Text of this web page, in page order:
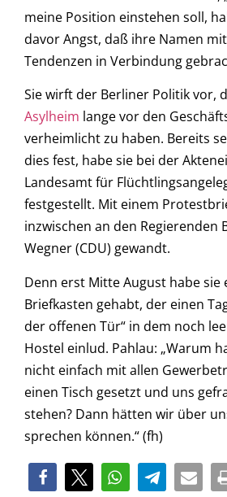
meine Position einstehen soll,
davor Angst, daß ihre Namen
Tendenzen in Verbindung
Sie wirft der Berliner Politik vor,
Asylheim lange vor den
verheimlicht zu haben. Bereits
dies fest, habe sie bei der
Landesamt für
festgestellt. Mit einem
inzwischen an den Regierenden
Wegner (CDU) gewandt.
Denn erst Mitte August habe sie
Briefkasten gehabt, der einen
der offenen Tür“ in dem noch
Hostel einlud. Pahlau: „Warum
nicht einfach mit allen
einen Tisch gesetzt und uns
stehen? Dann hätten wir über
sprechen können.“ (fh)